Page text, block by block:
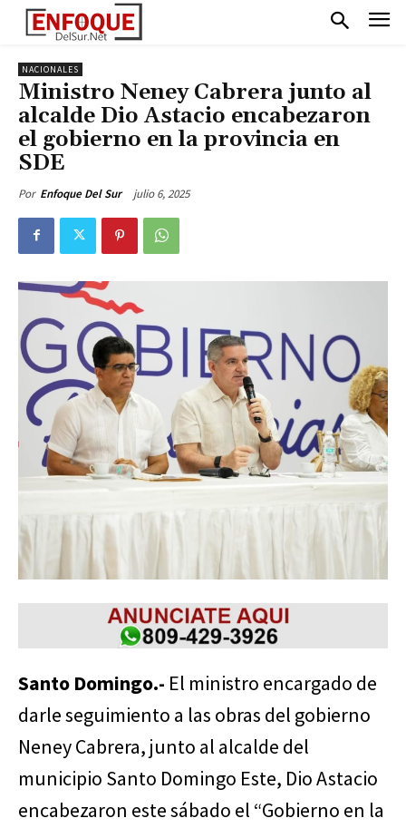
NACIONALES
Ministro Neney Cabrera junto al
alcalde Dio Astacio encabezaron
el gobierno en la provincia en
SDE
Por Enfoque Del Sur julio 6, 2025
Santo Domingo.- El ministro encargado de
darle seguimiento a las obras del gobierno
Neney Cabrera, junto al alcalde del
municipio Santo Domingo Este, Dio Astacio
encabezaron este sábado el “Gobierno en la